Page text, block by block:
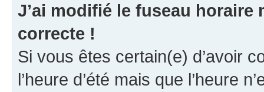
J’ai modifié le fuseau horaire
correcte !
Si vous êtes certain(e) d’avoir
l’heure d’été mais que l’heure